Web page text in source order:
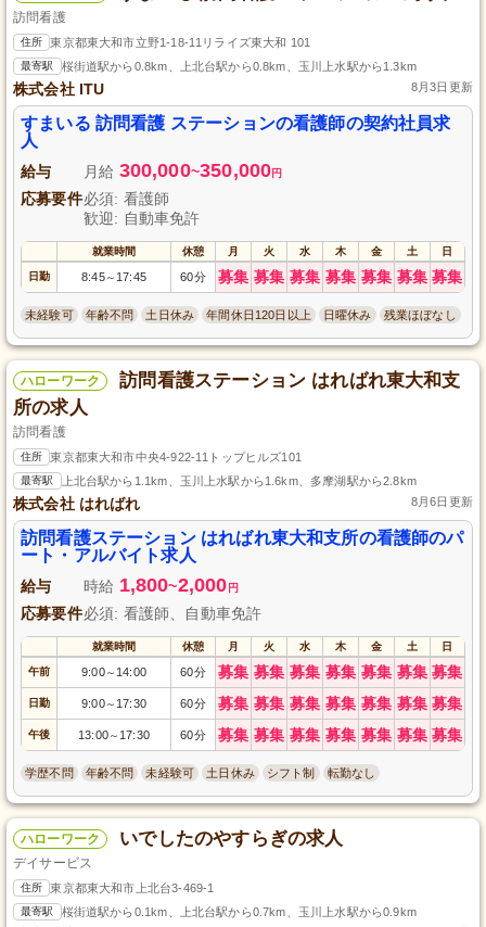
訪問看護
住所 東京都東大和市立野1-18-11リライズ東大和 101
最寄駅 桜街道駅から0.8km、上北台駅から0.8km、玉川上水駅から1.3km
株式会社 ITU 8月3日更新
すまいる 訪問看護 ステーションの看護師の契約社員求
人
給与 月給 300,000~350,000円
応募要件必須: 看護師
歓迎: 自動車免許
就業時間 休憩 月 火 水 木 金 土 日
日勤 8:45～ 17:45 60分 募集 募集 募集 募集 募集 募集 募集
未経験可 年齢不問 土日休み 年間休日120日以上 日曜休み 残業ほぼなし
ハローワーク
訪問看護ステーション はればれ東大和支
所の求人
訪問看護
住所 東京都東大和市中央4-922-11トップヒルズ101
最寄駅 上北台駅から1.1km、玉川上水駅から1.6km、多摩湖駅から2.8km
株式会社 はればれ 8月6日更新
訪問看護ステーション はればれ東大和支所の看護師のパ
ート・アルバイト求人
給与 時給 1,800~2,000 円
応募要件必須: 看護師、自動車免許
就業時間 休憩 月 火 水 木 金 土 日
午前 9:00～ 14:00 60分 募集 募集 募集 募集 募集 募集 募集
日勤 9:00～ 17:30 60分 募集 募集 募集 募集 募集 募集 募集
午後 13:00～ 17:30 60分 募集 募集 募集 募集 募集 募集 募集
学歴不問 年齢不問 未経験可 土日休み シフト制 転勤なし
ハローワーク いでしたのやすらぎの求人
デイサービス
住所 東京都東大和市上北台3-469-1
最寄駅 桜街道駅から0.1km、上北台駅から0.7km、玉川上水駅から0.9km